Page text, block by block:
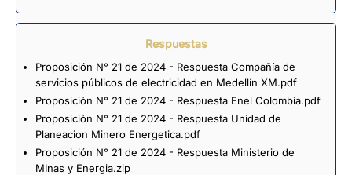
Respuestas
Proposición N° 21 de 2024 - Respuesta Compañía de
servicios públicos de electricidad en Medellín XM.pdf
Proposición N° 21 de 2024 - Respuesta Enel Colombia.pdf
Proposición N° 21 de 2024 - Respuesta Unidad de
Planeacion Minero Energetica.pdf
Proposición N° 21 de 2024 - Respuesta Ministerio de
MInas y Energia.zip